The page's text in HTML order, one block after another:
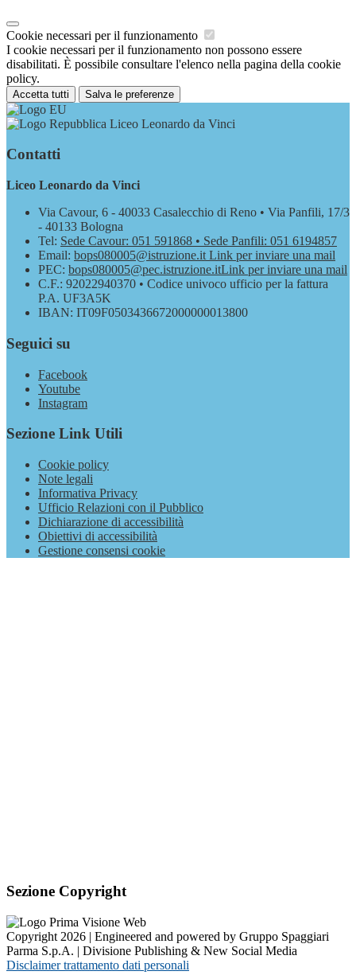
Cookie necessari per il funzionamento
I cookie necessari per il funzionamento non possono essere
disabilitati. È possibile consultare l'elenco nella pagina della cookie
policy.
Accetta tutti Salva le preferenze
Liceo Leonardo da Vinci
Contatti
Liceo Leonardo da Vinci
Via Cavour, 6 - 40033 Casalecchio di Reno • Via Panfili, 17/3
- 40133 Bologna
Tel: Sede Cavour: 051 591868 • Sede Panfili: 051 6194857
Email: bops080005@istruzione.it Link per inviare una mail
PEC: bops080005@pec.istruzione.itLink per inviare una mail
C.F.: 92022940370 • Codice univoco ufficio per la fattura
P.A. UF3A5K
IBAN: IT09F0503436672000000013800
Seguici su
Facebook
Youtube
Instagram
Sezione Link Utili
Cookie policy
Note legali
Informativa Privacy
Ufficio Relazioni con il Pubblico
Dichiarazione di accessibilità
Obiettivi di accessibilità
Gestione consensi cookie
Sezione Copyright
Copyright 2026 | Engineered and powered by Gruppo Spaggiari
Parma S.p.A. | Divisione Publishing & New Social Media
Disclaimer trattamento dati personali